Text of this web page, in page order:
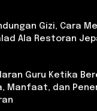
Gizi, Cara
Ala Restoran
Guru Ketika
Manfaat, dan